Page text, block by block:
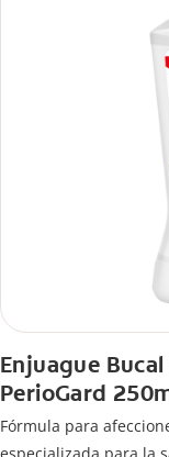
Enjuague
PerioGard
Fórmula para